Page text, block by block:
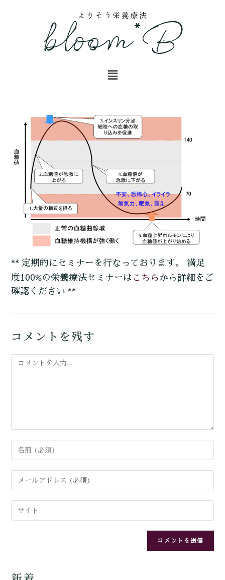
** 定期的にセミナーを行なっております。 満足
度100%の栄養療法セミナーは こちら から詳細をご
確認ください **
コメントを残す